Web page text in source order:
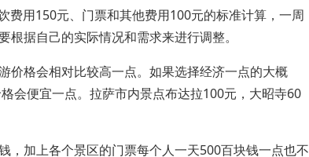
费用150元、门票和其他费用100元的标准计算，一周
据自己的实际情况和需求来进行调整。
价格会相对比较高一点。如果选择经济一点的大概
会便宜一点。拉萨市内景点布达拉100元，大昭寺60
，加上各个景区的门票每个人一天500百块钱一点也不